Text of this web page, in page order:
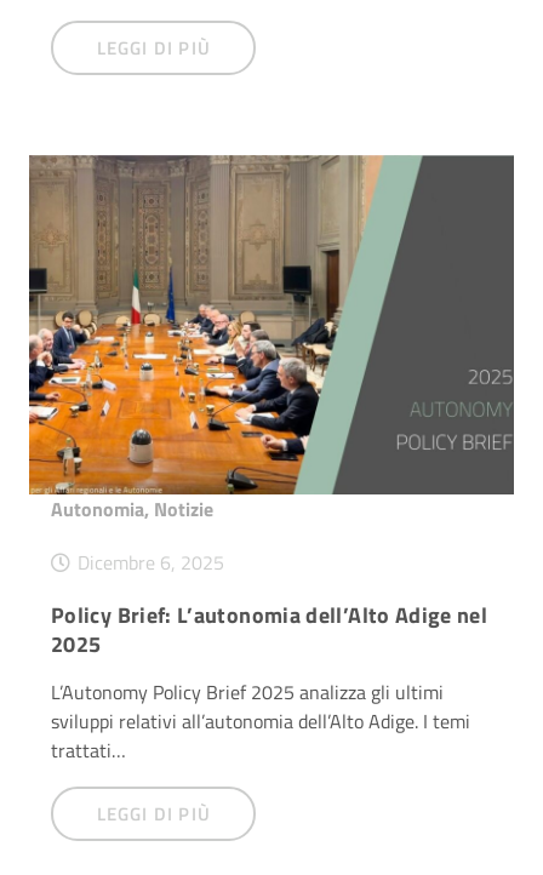
LEGGI DI PIÙ
Autonomia, Notizie
Dicembre 6, 2025
Policy Brief: L’autonomia dell’Alto Adige nel
2025
L’Autonomy Policy Brief 2025 analizza gli ultimi
sviluppi relativi all’autonomia dell’Alto Adige. I temi
trattati…
LEGGI DI PIÙ